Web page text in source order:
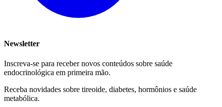
Newsletter
Inscreva-se para receber novos conteúdos sobre saúde
endocrinológica em primeira mão.
Receba novidades sobre tireoide, diabetes, hormônios e saúde
metabólica.